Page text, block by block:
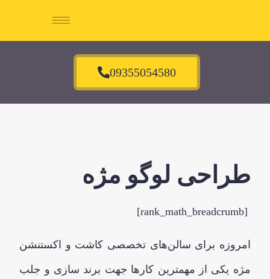
09355054580
طراحی لوگو مژه
[rank_math_breadcrumb]
امروزه برای سالن‌های تخصصی کاشت و اکستنشن
مژه یکی از مهمترین کارها جهت برند سازی و جلب